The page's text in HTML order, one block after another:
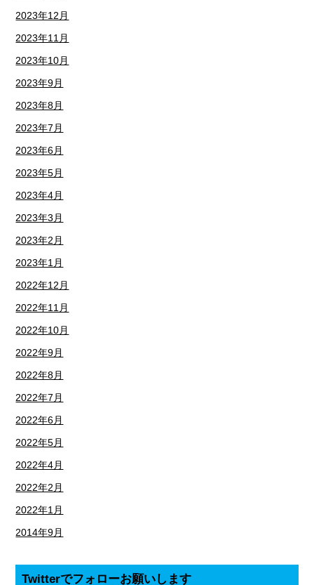
2023年12月
2023年11月
2023年10月
2023年9月
2023年8月
2023年7月
2023年6月
2023年5月
2023年4月
2023年3月
2023年2月
2023年1月
2022年12月
2022年11月
2022年10月
2022年9月
2022年8月
2022年7月
2022年6月
2022年5月
2022年4月
2022年2月
2022年1月
2014年9月
Twitterでフォローお願いします